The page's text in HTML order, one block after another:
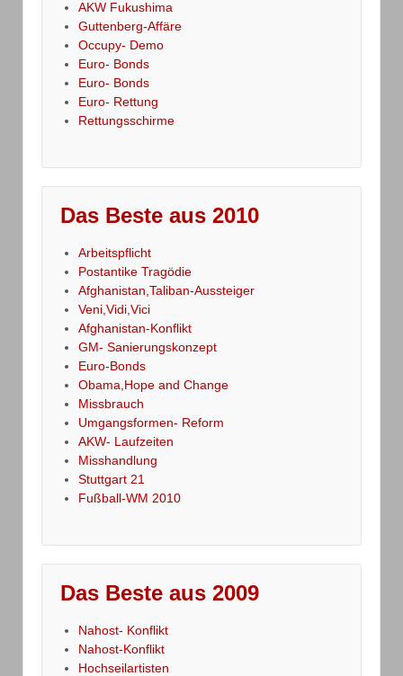
AKW Fukushima
Guttenberg-Affäre
Occupy- Demo
Euro- Bonds
Euro- Bonds
Euro- Rettung
Rettungsschirme
Das Beste aus 2010
Arbeitspflicht
Postantike Tragödie
Afghanistan,Taliban-Aussteiger
Veni,Vidi,Vici
Afghanistan-Konflikt
GM- Sanierungskonzept
Euro-Bonds
Obama,Hope and Change
Missbrauch
Umgangsformen- Reform
AKW- Laufzeiten
Misshandlung
Stuttgart 21
Fußball-WM 2010
Das Beste aus 2009
Nahost- Konflikt
Nahost-Konflikt
Hochseilartisten